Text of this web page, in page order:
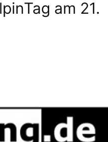
am 21.